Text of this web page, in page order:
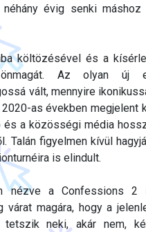
néhány évig senki
költözésével és a
Az olyan új
vált, mennyire
as években megjelent
és a közösségi média
Talán figyelmen kívül
is elindult.
nézve a Confessions 2
várat magára, hogy a
tetszik neki, akár nem,